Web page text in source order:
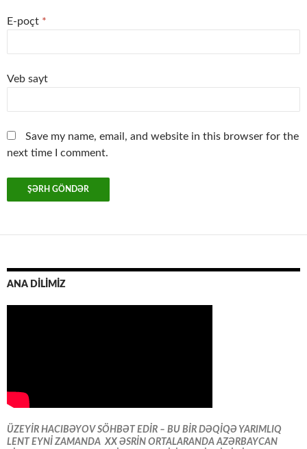
E-poçt *
Veb sayt
Save my name, email, and website in this browser for the
next time I comment.
ANA DİLİMİZ
ÜZEYİR HACIBƏYOV SÖHBƏT EDİR – BU BİR DƏQİQƏ YARIMLIQ
LENT EYNİ ZAMANDA XX ƏSRİN ORTALARANDA AZƏRBAYCAN